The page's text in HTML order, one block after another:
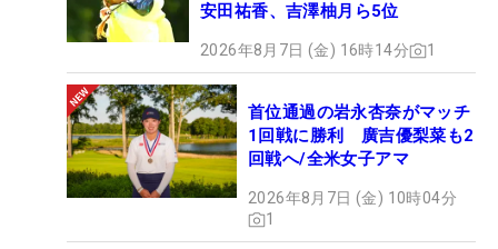
安田祐香、吉澤柚月ら5位
2026年8月7日 (金) 16時14分 1
首位通過の岩永杏奈がマッチ
1回戦に勝利 廣吉優梨菜も2
回戦へ/全米女子アマ
2026年8月7日 (金) 10時04分
1